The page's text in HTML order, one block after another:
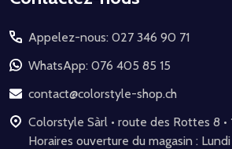
pied
de
page
Appelez-nous: 027 346 90 71
WhatsApp: 076 405 85 15
contact@colorstyle-shop.ch
Colorstyle Sàrl • route des Rottes 8 • 1964 Conthey •
Horaires ouverture du magasin : Lundi – jeudi : 9h00 –